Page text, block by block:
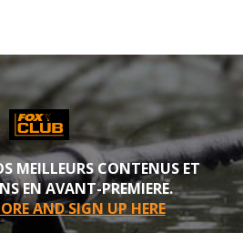
MEILLEURS CONTENUS ET
EN AVANT-PREMIERE.
AND SIGN UP HERE